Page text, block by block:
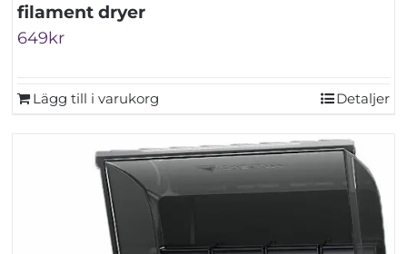
filament dryer
649kr
Lägg till i varukorg Detaljer